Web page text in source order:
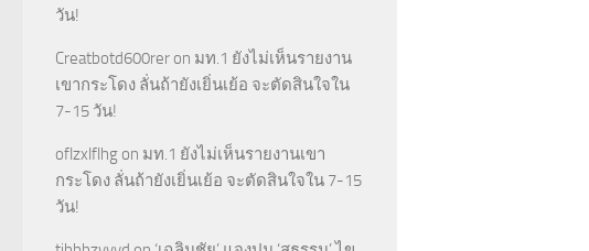
วัน!
Creatbotd600rer on มท.1 ยังไม่เห็นรายงาน
เขากระโดง ลั่นถ้ายังเยิ่นเย้อ จะตัดสินใจใน
7-15 วัน!
oflzxlflhg on มท.1 ยังไม่เห็นรายงานเขา
กระโดง ลั่นถ้ายังเยิ่นเย้อ จะตัดสินใจใน 7-15
วัน!